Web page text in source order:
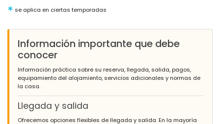
Un apartamento limpio y espacioso, perfecto para la playa y
- 8,7
Familias con niños mayores - Julio 2018 - Reino Unido :
(Texto original)
The accommodation is excellent, I have stayed here a number of
times before in this apartment and others in the same complex.
The grounds themselves are very safe and secure. The outside
* se aplica en ciertas temporadas
Información importante que debe
conocer
Información práctica sobre su reserva, llegada, salida, pagos,
equipamiento del alojamiento, servicios adicionales y normas de
la casa.
Llegada y salida
Ofrecemos opciones flexibles de llegada y salida. En la mayoría